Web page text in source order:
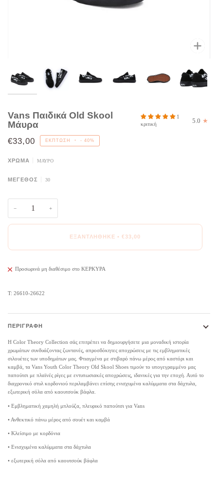
Vans Παιδικά Old Skool
Μάυρα
1
κριτική
5.0
€33,00 ΈΚΠΤΩΣΗ • - 40%
ΧΡΩΜΑ ΜΑΥΡΟ
ΜΈΓΕΘΟΣ 30
− +
ΕΞΑΝΤΛΉΘΗΚΕ • €33,00
Προσωρινά μη διαθέσιμο στο ΚΕΡΚΥΡΑ
Τ: 26610-26622
ΠΕΡΙΓΡΑΦΉ
Η Color Theory Collection σάς επιτρέπει να δημιουργήσετε μια μοναδική ιστορία
χρωμάτων συνδυάζοντας ζωντανές, απροσδόκητες αποχρώσεις με τις εμβληματικές
σιλουέτες των υποδημάτων μας. Φτιαγμένα με στιβαρό πάνω μέρος από καστόρι και
καμβά, τα Vans Youth Color Theory Old Skool Shoes τιμούν το υπογεγραμμένο μας
παπούτσι με πλαϊνές ρίγες με εντυπωσιακές αποχρώσεις, ιδανικές για την εποχή. Αυτό το
διαχρονικό στυλ κορδονιού περιλαμβάνει επίσης ενισχυμένα καλύμματα στα δάχτυλα,
εξωτερική σόλα από καουτσούκ βάφλα.
• Εμβληματική χαμηλή μπλούζα, πλευρικό παπούτσι για Vans
• Ανθεκτικό πάνω μέρος από σουέτ και καμβά
• Κλείσιμο με κορδόνια
• Ενισχυμένα καλύμματα στα δάχτυλα
• εξωτερική σόλα από καουτσούκ βάφλα